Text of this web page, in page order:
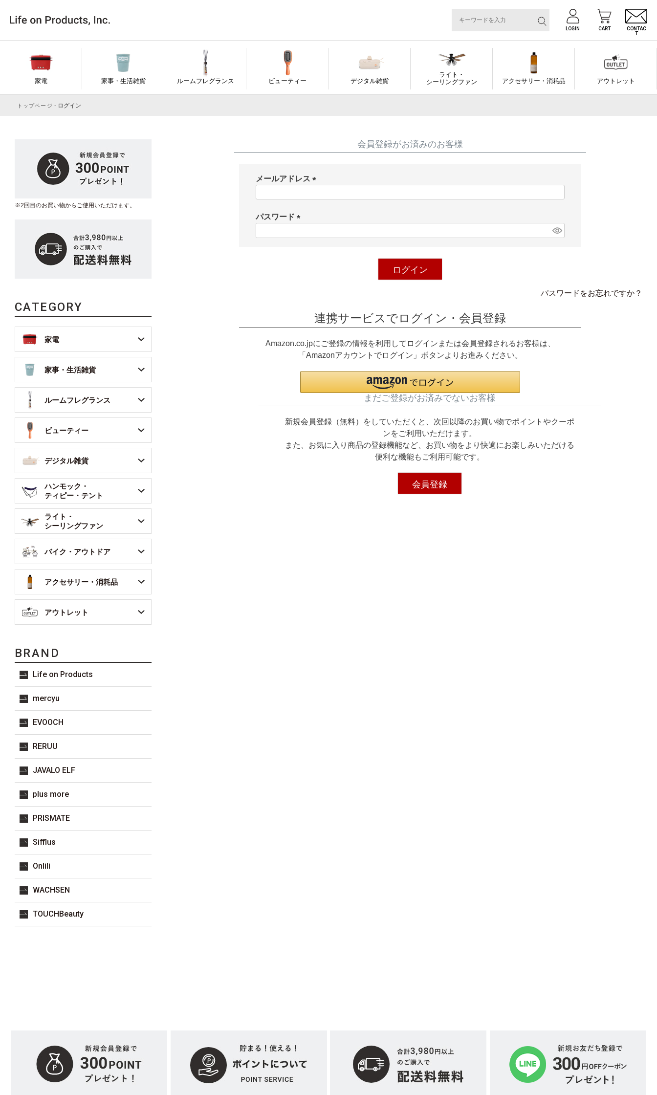
LOGIN CART
CONTAC
T
家電 家事・生活雑貨 ルームフレグランス ビューティー デジタル雑貨
ライト・
シーリングファン
アクセサリー・消耗品 アウトレット
トップページ ログイン
※2回目のお買い物からご使用いただけます。
CATEGORY
家電
家事・生活雑貨
ルームフレグランス
ビューティー
デジタル雑貨
ハンモック・
ティピー・テント
ライト・
シーリングファン
バイク・アウトドア
アクセサリー・消耗品
アウトレット
BRAND
Life on Products
mercyu
EVOOCH
RERUU
JAVALO ELF
plus more
PRISMATE
Sifflus
Onlili
WACHSEN
TOUCHBeauty
会員登録がお済みのお客様
メールアドレス
パスワード
ログイン
パスワードをお忘れですか？
連携サービスでログイン・会員登録
Amazon.co.jpにご登録の情報を利用してログインまたは会員登録されるお客様は、
「Amazonアカウントでログイン」ボタンよりお進みください。
まだご登録がお済みでないお客様
新規会員登録（無料）をしていただくと、次回以降のお買い物でポイントやクーポ
ンをご利用いただけます。
また、お気に入り商品の登録機能など、お買い物をより快適にお楽しみいただける
便利な機能もご利用可能です。
会員登録